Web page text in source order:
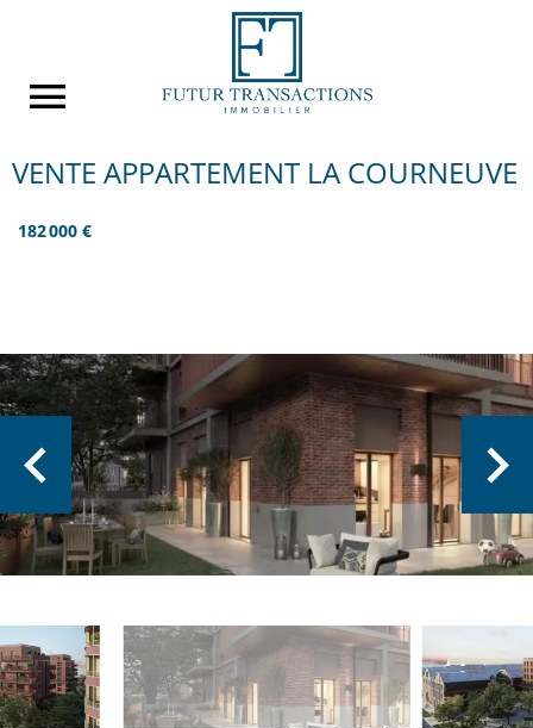
VENTE APPARTEMENT LA COURNEUVE
182 000 €